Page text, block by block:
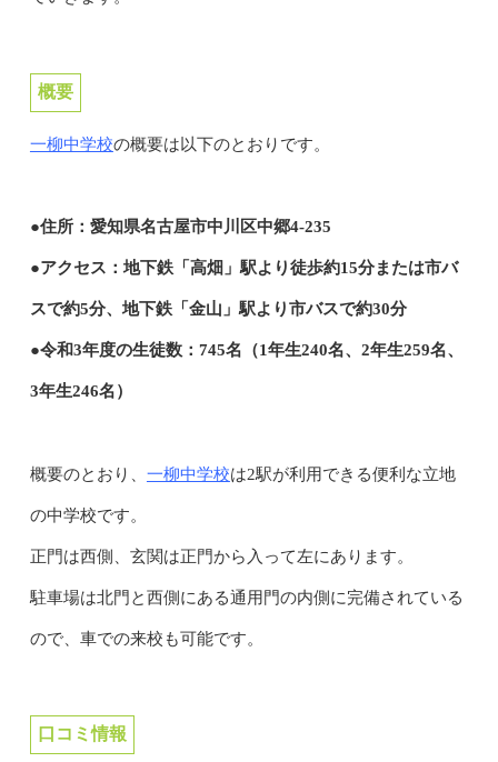
概要
一柳中学校の概要は以下のとおりです。
●住所：愛知県名古屋市中川区中郷4-235
●アクセス：地下鉄「高畑」駅より徒歩約15分または市バ
スで約5分、地下鉄「金山」駅より市バスで約30分
●令和3年度の生徒数：745名（1年生240名、2年生259名、
3年生246名）
概要のとおり、 一柳中学校は2駅が利用できる便利な立地
の中学校です。
正門は西側、玄関は正門から入って左にあります。
駐車場は北門と西側にある通用門の内側に完備されている
ので、車での来校も可能です。
口コミ情報